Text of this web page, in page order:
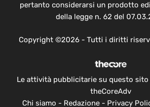
pertanto considerarsi un prodotto
della legge n. 62 del
Copyright ©2026 - Tutti i diritti
Le attività pubblicitarie su questo
theCoreAdv
Chi siamo - Redazione- Privacy